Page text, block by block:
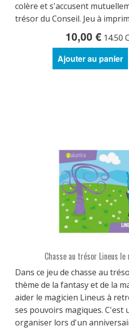
colère et s'accusent
trésor du Conseil. Jeu à
10,00 € 14.50
Ajouter au panier
Chasse au trésor Lineus le
Dans ce jeu de chasse au
thème de la fantasy et de la
aider le magicien Lineus à
ses pouvoirs magiques. C'est
organiser lors d'un